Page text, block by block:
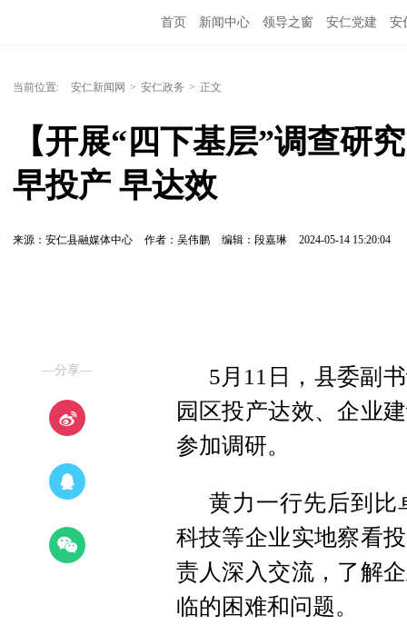
首页 新闻中心 领导之窗 安仁党建 安
当前位置: 安仁新闻网 > 安仁政务 > 正文
【开展“四下基层”调查研
早投产 早达效
来源：安仁县融媒体中心 作者：吴伟鹏 编辑：段嘉琳 2024-05-14 15:20:04
—分享—
5月11日，县委副
园区投产达效、企业
参加调研。
黄力一行先后到比
科技等企业实地察看
责人深入交流，了解
临的困难和问题。